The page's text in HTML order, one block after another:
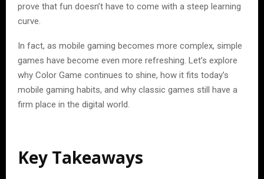
prove that fun doesn’t have to come with a steep learning
curve.
In fact, as mobile gaming becomes more complex, simple
games have become even more refreshing. Let’s explore
why Color Game continues to shine, how it fits today’s
mobile gaming habits, and why classic games still have a
firm place in the digital world.
Key Takeaways